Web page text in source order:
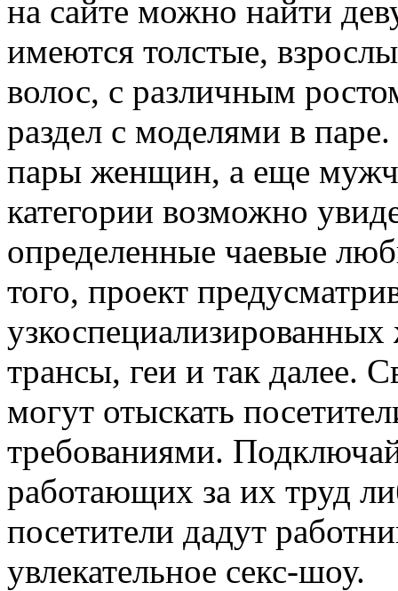
на сайте можно найти
имеются толстые,
волос, с различным
раздел с моделями в
пары женщин, а еще
категории возможно
определенные чаевые
того, проект
трансы, геи и так далее.
могут отыскать
требованиями.
работающих за их труд
посетители дадут
увлекательное секс-шоу.